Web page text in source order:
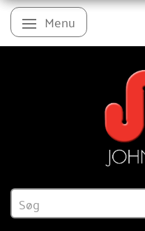
Skifte navigation
Menu